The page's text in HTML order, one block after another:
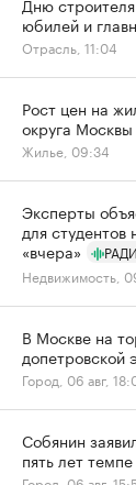
юбилей и
Отрасль, 11:04
Рост цен на
округа Москвы
Жилье, 09:34
Эксперты
для
«вчера»
Недвижимость,
В Москве на
допетровской
Город, 06 авг,
Собянин
пять лет